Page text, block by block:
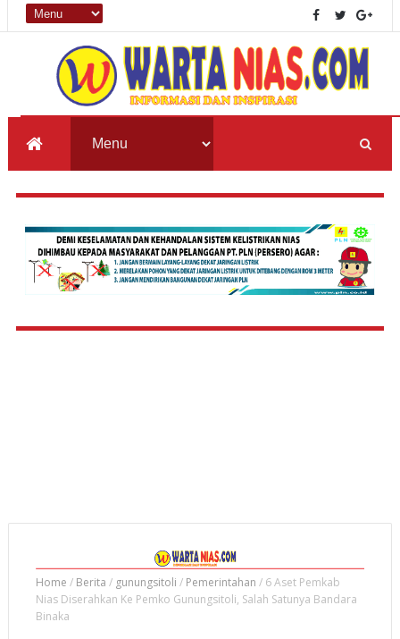
Home / Berita / gunungsitoli / Pemerintahan / 6 Aset Pemkab
Nias Diserahkan Ke Pemko Gunungsitoli, Salah Satunya Bandara
Binaka